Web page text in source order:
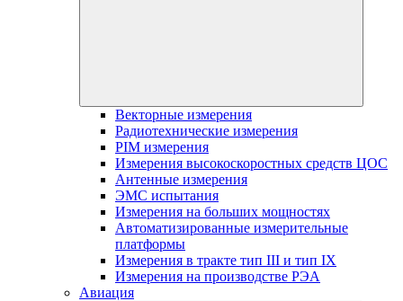
Векторные измерения
Радиотехнические измерения
PIM измерения
Измерения высокоскоростных средств ЦОС
Антенные измерения
ЭМС испытания
Измерения на больших мощностях
Автоматизированные измерительные
платформы
Измерения в тракте тип III и тип IX
Измерения на производстве РЭА
Авиация